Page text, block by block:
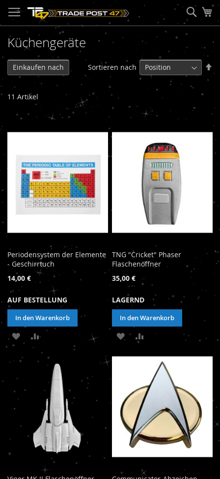
zum
Inhalt
Küchengeräte
11 Artikel
Sortieren nach
Periodensystem der Elemente
- Geschirrtuch
14,00 €
AUF BESTELLUNG
In den Warenkorb
ZUR
WUNSCHLISTE
HINZUFÜGEN
ZUR
VERGLEICHSLISTE
HINZUFÜGEN
TNG "Cricket" Phaser
Flaschenöffner
35,00 €
LAGERND
In den Warenkorb
ZUR
HINZUFÜGEN
ZUR
HINZUFÜGEN
Einkaufen nach